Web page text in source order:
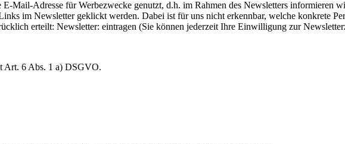
Mail-Adresse für Werbezwecke genutzt, d.h. im Rahmen des Newsletters informieren
im Newsletter geklickt werden. Dabei ist für uns nicht erkennbar, welche konkrete
erteilt: Newsletter: eintragen (Sie können jederzeit Ihre Einwilligung zur
Art. 6 Abs. 1 a) DSGVO.